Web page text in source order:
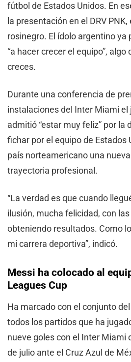
fútbol de Estados Unidos. En
la presentación en el DRV
rosinegro. El ídolo argentino ya
“a hacer crecer el equipo”,
creces.
Durante una conferencia de
instalaciones del Inter Miami el
admitió “estar muy feliz” por la
fichar por el equipo de Estados
país norteamericano una
trayectoria profesional.
“La verdad es que cuando
ilusión, mucha felicidad, con
obteniendo resultados. Como
mi carrera deportiva”, indicó.
Messi ha colocado al
Leagues Cup
Ha marcado con el conjunto
todos los partidos que ha
nueve goles con el Inter Miami
de julio ante el Cruz Azul de